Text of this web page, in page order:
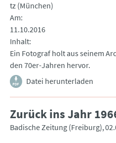
tz (München)
Am
11.10.2016
Inhalt
Ein Fotograf holt aus seinem
den 70er-Jahren hervor.
Datei herunterladen
Zurück ins Jahr
Badische Zeitung (Freiburg)